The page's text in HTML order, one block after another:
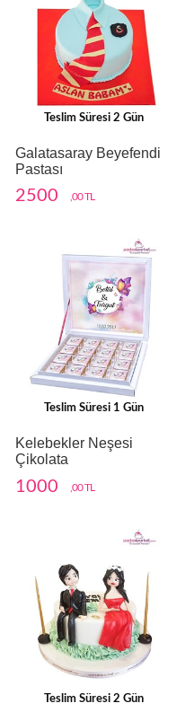
Teslim Süresi 2 Gün
Galatasaray Beyefendi
Pastası
2500 ,00 TL
Teslim Süresi 1 Gün
Kelebekler Neşesi
Çikolata
1000 ,00 TL
Teslim Süresi 2 Gün